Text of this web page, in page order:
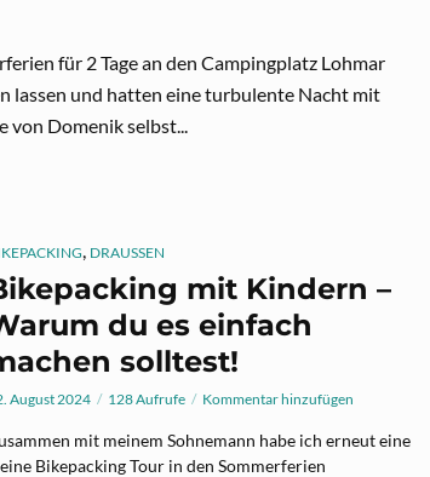
für 2 Tage an den Campingplatz Lohmar
lassen und hatten eine turbulente Nacht mit
von Domenik selbst...
, DRAUSSEN
mit Kindern –
du es einfach
solltest!
August 2024 128 Aufrufe Kommentar hinzufügen
mit meinem Sohnemann habe ich erneut eine
Bikepacking Tour in den Sommerferien